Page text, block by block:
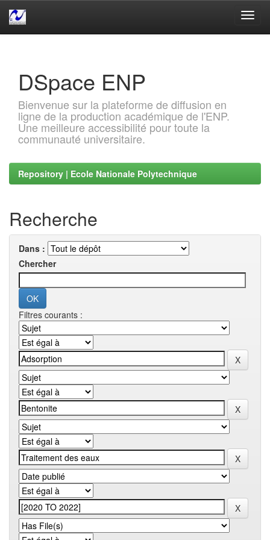
DSpace ENP
Bienvenue sur la plateforme de diffusion en
ligne de la production académique de l'ENP.
Une meilleure accessibilité pour toute la
communauté universitaire.
Repository | Ecole Nationale Polytechnique
Recherche
Dans :
Chercher
Filtres courants :